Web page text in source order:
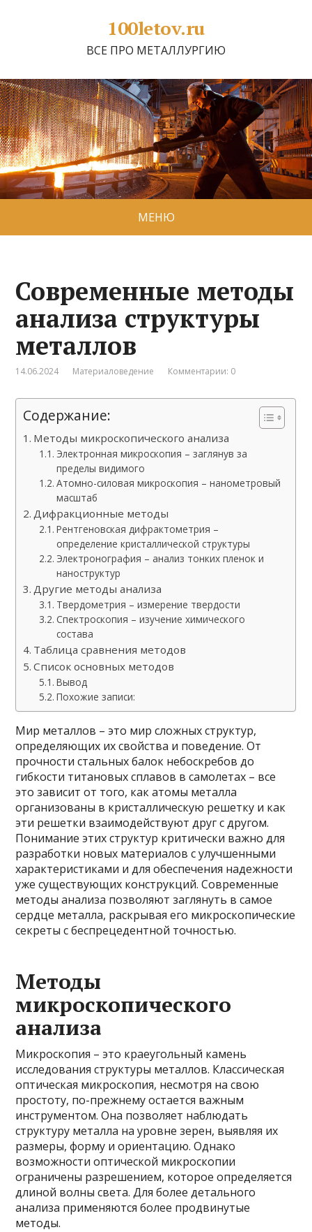
100letov.ru
ВСЕ ПРО МЕТАЛЛУРГИЮ
МЕНЮ
Современные методы
анализа структуры
металлов
14.06.2024 Материаловедение Комментарии: 0
Содержание:
Методы микроскопического анализа
Электронная микроскопия – заглянув за
пределы видимого
Атомно-силовая микроскопия – нанометровый
масштаб
Дифракционные методы
Рентгеновская дифрактометрия –
определение кристаллической структуры
Электронография – анализ тонких пленок и
наноструктур
Другие методы анализа
Твердометрия – измерение твердости
Спектроскопия – изучение химического
состава
Таблица сравнения методов
Список основных методов
Вывод
Похожие записи:
Мир металлов – это мир сложных структур,
определяющих их свойства и поведение. От
прочности стальных балок небоскребов до
гибкости титановых сплавов в самолетах – все
это зависит от того, как атомы металла
организованы в кристаллическую решетку и как
эти решетки взаимодействуют друг с другом.
Понимание этих структур критически важно для
разработки новых материалов с улучшенными
характеристиками и для обеспечения надежности
уже существующих конструкций. Современные
методы анализа позволяют заглянуть в самое
сердце металла, раскрывая его микроскопические
секреты с беспрецедентной точностью.
Методы
микроскопического
анализа
Микроскопия – это краеугольный камень
исследования структуры металлов. Классическая
оптическая микроскопия, несмотря на свою
простоту, по-прежнему остается важным
инструментом. Она позволяет наблюдать
структуру металла на уровне зерен, выявляя их
размеры, форму и ориентацию. Однако
возможности оптической микроскопии
ограничены разрешением, которое определяется
длиной волны света. Для более детального
анализа применяются более продвинутые
методы.